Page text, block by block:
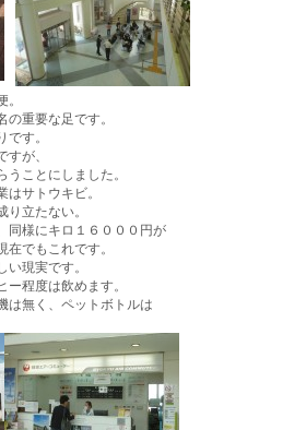
重要な足です。
す。
が、
ことにしました。
サトウキビ。
立たない。
同様にキロ１６０００円が
でもこれです。
現実です。
程度は飲めます。
は無く、ペットボトルは